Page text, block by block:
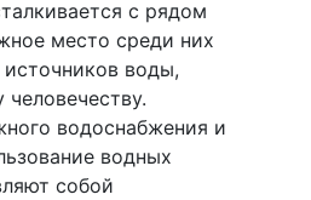
с рядом
место среди них
источников воды,
водоснабжения и
водных
собой